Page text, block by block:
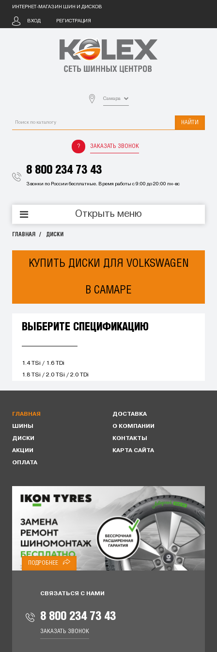
ИНТЕРНЕТ-МАГАЗИН ШИН И ДИСКОВ
ВХОД РЕГИСТРАЦИЯ
Самара
НАЙТИ
ЗАКАЗАТЬ ЗВОНОК
8 800 234 73 43
Звонки по России бесплатные. Время работы с 9:00 до 20:00 пн-вс
Открыть меню
ГЛАВНАЯ ДИСКИ
КУПИТЬ ДИСКИ ДЛЯ VOLKSWAGEN
В САМАРЕ
ВЫБЕРИТЕ СПЕЦИФИКАЦИЮ
1.4 TSi / 1.6 TDi
1.8 TSi / 2.0 TSi / 2.0 TDi
ГЛАВНАЯ
ШИНЫ
ДИСКИ
АКЦИИ
ОПЛАТА
ДОСТАВКА
О КОМПАНИИ
КОНТАКТЫ
КАРТА САЙТА
ПОДРОБНЕЕ
СВЯЗАТЬСЯ С НАМИ
8 800 234 73 43
ЗАКАЗАТЬ ЗВОНОК